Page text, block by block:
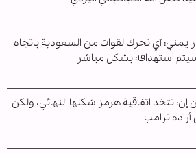
يمني: أي تحرك لقوات من السعودية باتجاه
استهدافه بشكل مباشر
إن: تتخذ اتفاقية هرمز شكلها النهائي، ولكن
ترامب